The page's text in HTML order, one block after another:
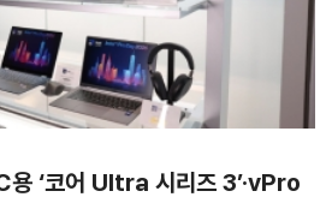
용 ‘코어 Ultra 시리즈 3’·vPro